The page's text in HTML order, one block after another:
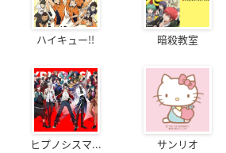
ハイキュー!! 暗殺教室
ヒプノシスマ... サンリオ